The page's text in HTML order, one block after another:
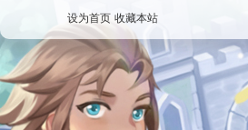
设为首页 收藏本站